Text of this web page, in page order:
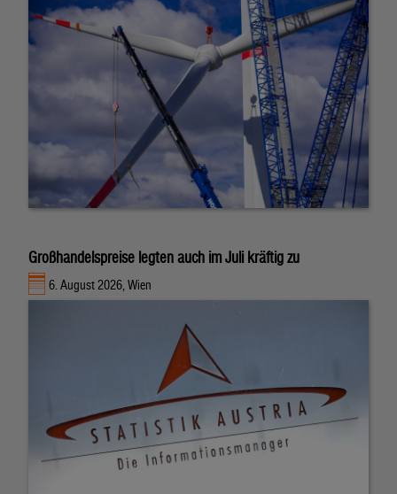
Großhandelspreise legten auch im Juli kräftig zu
6. August 2026, Wien